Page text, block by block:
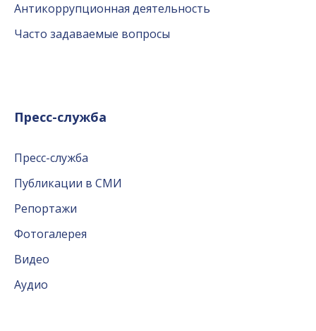
Антикоррупционная деятельность
Часто задаваемые вопросы
Пресс-служба
Пресс-служба
Публикации в СМИ
Репортажи
Фотогалерея
Видео
Аудио